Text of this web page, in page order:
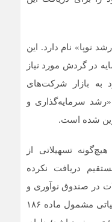
نوپا» نام دارد. این
در گردش مورد نیاز
بازار شرکت‌های
«رشد سرمایه‌گذاری و
شده است.
تسهیلاتی از
دریافت نکرده
در صندوق نوآوری و
شکوفایی و همچنین فاقد بدهی مالیاتی مشمول ماده ۱۸۶